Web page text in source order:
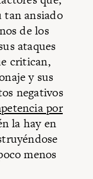
tan ansiado
de los
ataques
critican,
y sus
negativos
por
la hay en
menos